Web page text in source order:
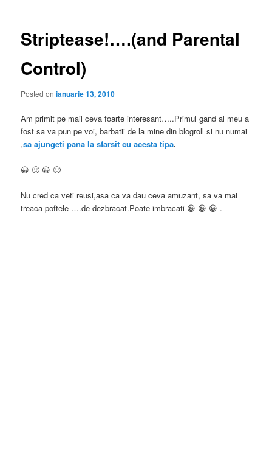
Striptease!….(and Parental
Control)
Posted onianuarie 13, 2010
Am primit pe mail ceva foarte interesant…..Primul gand al meu a
fost sa va pun pe voi, barbatii de la mine din blogroll si nu numai
,sa ajungeti pana la sfarsit cu acesta tipa.
😀 🙂 😀 🙂
Nu cred ca veti reusi,asa ca va dau ceva amuzant, sa va mai
treaca poftele ….de dezbracat.Poate imbracati 😀 😀 😀 .